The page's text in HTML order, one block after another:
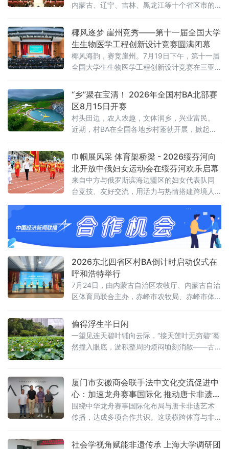
内蒙古、辽宁、吉林、黑龙江等十个省区市的
题展开创作与诵读比拼。该项赛事已纳入教育
部2025—2028学年面向中小学生的全国性竞赛
活动名单。本次大赛于7月25日至26日举行。
参赛选手以文字抒发情怀
椰风逐梦 崖州竞秀——第十一届全国大学
生生物医学工程创新设计竞赛圆满闭幕
椰风海韵，赛竞崖州。7月19日下午，第十一届
全国大学生生物医学工程创新设计竞赛在三亚
自清华大学、北京大学等290所高校及科研机构
1751支队伍赴海南大学崖州校区开展线下决
赛。
“乡”聚在宝清！ 2026年全国村BA北部赛
区8月15日开赛
村头田边，农人农趣，文体润乡，兴业富民。
近期，村BA在全国各地乡村蓬勃开展，掀起了
生活。黑龙江把赛事办到边境乡村，以体育赋
能兴边富民；山东策划推出“跟着村BA游乡村”
主题活动，串联整合乡村文旅资源，让赛场扎
根田间地头
巾帼展风采 体育架桥梁 - 2026绥芬河向
北开放中俄妇女运动会在绥芬河欢乐启幕
来自中方与俄罗斯滨海边疆区的妇女代表队同
台竞技、友好交流，用活力与热情搭建跨境人
2026东北四省区村BA倒计时启动仪式在
呼和浩特举行
7月24日，由内蒙古自治区农牧厅、内蒙古自治
区体育局联合主办，赤峰市农牧局、赤峰市体
美同行”2026东北四省区和美乡村篮球联赛吉祥
物发布暨30天倒计时启动仪式在呼和浩特举
行。
偷得浮生半日闲
一望见连天碧叶铺向云际，“接天莲叶无穷碧”蓦
然撞入眼底，淤积整周的烦闷顷刻消散——古
的孩童。胖乎乎的小男孩趁看护人分神，悄悄
折下一柄莲蓬，慌忙塞进汗衫，踮脚狂奔。身
后浮萍被小
厦门市安徽商会联手法中文化交流促进中
心：加速龙舟赛事国际化 推动唐卡非遗落
地长三角
围绕中华龙舟赛事国际化布局与唐卡非遗艺术
传播，达成多项合作共识。这场横跨体育与非
主线，整合国际体育平台、海外文化机构和国
社会学视角赋能非遗传承 上海大学调研团